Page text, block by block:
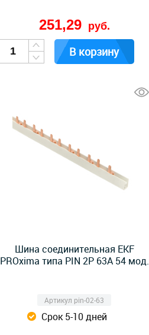
251,29 руб.
В корзину
Шина соединительная EKF
PROxima типа PIN 2P 63А 54 мод.
Артикул pin-02-63
Срок 5-10 дней